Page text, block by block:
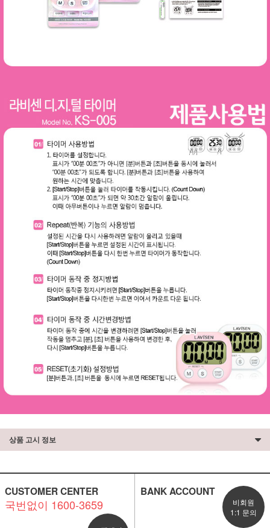
상품 고시 정보
CUSTOMER CENTER
국번없이 1600-3659
BANK ACCOUNT
비회원
1:1 문의